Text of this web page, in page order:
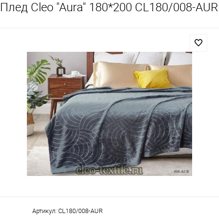
Плед Cleo "Aura" 180*200 CL180/008-AUR
Артикул: CL180/008-AUR